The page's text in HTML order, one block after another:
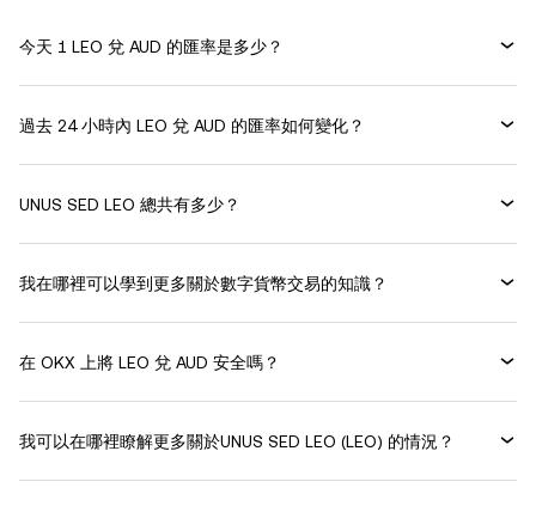
今天 1 LEO 兌 AUD 的匯率是多少？
過去 24 小時內 LEO 兌 AUD 的匯率如何變化？
UNUS SED LEO 總共有多少？
我在哪裡可以學到更多關於數字貨幣交易的知識？
在 OKX 上將 LEO 兌 AUD 安全嗎？
我可以在哪裡瞭解更多關於UNUS SED LEO (LEO) 的情況？